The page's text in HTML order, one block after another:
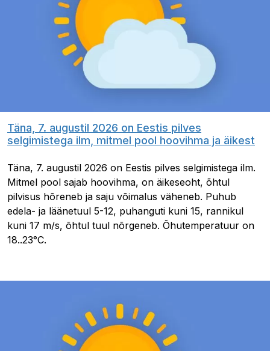
Täna, 7. augustil 2026 on Eestis pilves
selgimistega ilm, mitmel pool hoovihma ja äikest
Täna, 7. augustil 2026 on Eestis pilves selgimistega ilm.
Mitmel pool sajab hoovihma, on äikeseoht, õhtul
pilvisus hõreneb ja saju võimalus väheneb. Puhub
edela- ja läänetuul 5-12, puhanguti kuni 15, rannikul
kuni 17 m/s, õhtul tuul nõrgeneb. Õhutemperatuur on
18..23°C.